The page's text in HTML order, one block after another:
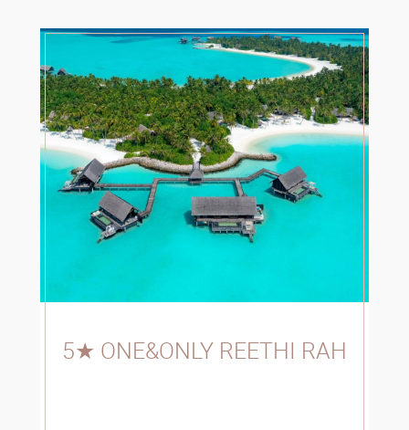
5★ ONE&ONLY REETHI RAH